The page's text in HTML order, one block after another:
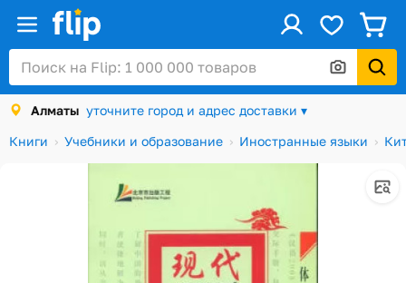
Алматы уточните город и адрес доставки ▾
Книги
Учебники и образование Иностранные языки
Войти / Регистрация
Каталог
Подарочные карты